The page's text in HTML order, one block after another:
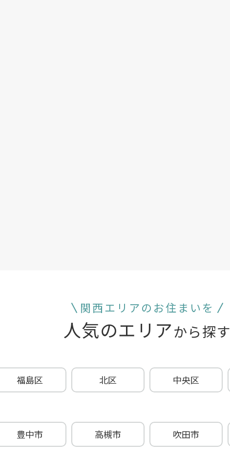
関西エリアのお住まいを
人気のエリアから探す
福島区 北区 中央区
豊中市 高槻市 吹田市